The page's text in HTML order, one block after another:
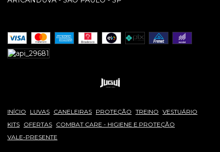
INÍCIO LUVAS CANELEIRAS PROTEÇÃO TREINO VESTUÁRIO
KITS OFERTAS COMBAT CARE - HIGIENE E PROTEÇÃO
VALE-PRESENTE